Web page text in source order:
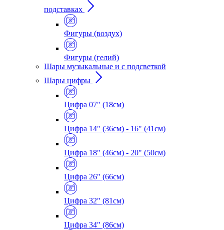
подставках
Фигуры (воздух)
Фигуры (гелий)
Шары музыкальные и с подсветкой
Шары цифры
Цифра 07" (18см)
Цифра 14" (36см) - 16" (41см)
Цифра 18" (46см) - 20" (50см)
Цифра 26" (66см)
Цифра 32" (81см)
Цифра 34" (86см)